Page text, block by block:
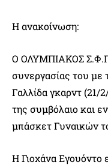
Η ανακοίνωση:
Ο ΟΛΥΜΠΙΑΚΟΣ
συνεργασίας του με
Γαλλίδα γκαρντ (21/
της συμβόλαιο και
μπάσκετ Γυναικών
Η Γιοχάνα Εγουόντο